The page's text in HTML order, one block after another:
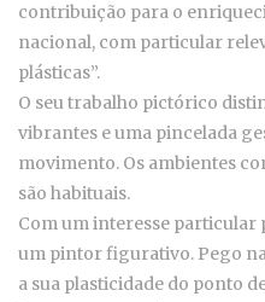
contribuição para o
nacional, com particular
plásticas”.
O seu trabalho pictórico
vibrantes e uma pincelada
movimento. Os ambientes
são habituais.
Com um interesse particular
um pintor figurativo. Pego
a sua plasticidade do ponto